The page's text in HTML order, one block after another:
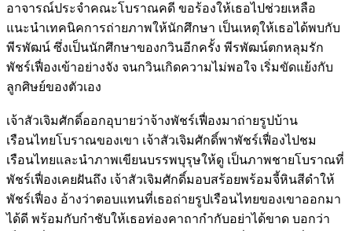
อาจารณ์ประจำคณะโบราณคดี ขอร้องให้เธอไปช่วยเหลือ
แนะนำเทคนิคการถ่ายภาพให้นักศึกษา เป็นเหตุให้เธอได้พบกับ
พีรพัฒน์ ซึ่งเป็นนักศึกษาของกวินอีกครั้ง พีรพัฒน์ตกหลุมรัก
พัชร์เฟื่องเข้าอย่างจัง จนกวินเกิดความไม่พอใจ เริ่มขัดแย้งกับ
ลูกศิษย์ของตัวเอง
เจ้าสัวเจิมศักดิ์ออกอุบายว่าจ้างพัชร์เฟื่องมาถ่ายรูปบ้าน
เรือนไทยโบราณของเขา เจ้าสัวเจิมศักดิ์พาพัชร์เฟื่องไปชม
เรือนไทยและนำภาพเขียนบรรพบุรุษให้ดู เป็นภาพชายโบราณที่
พัชร์เฟื่องเคยฝันถึง เจ้าสัวเจิมศักดิ์มอบสร้อยพร้อมจี้หินสีดำให้
พัชร์เฟื่อง อ้างว่าตอบแทนที่เธอถ่ายรูปเรือนไทยของเขาออกมา
ได้ดี พร้อมกับกำชับให้เธอท่องคาถากำกับอย่าได้ขาด บอกว่า